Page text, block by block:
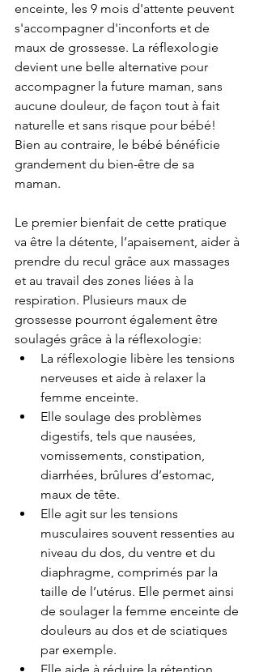
enceinte, les 9 mois d'attente peuvent
s'accompagner d'inconforts et de
maux de grossesse. La réflexologie
devient une belle alternative pour
accompagner la future maman, sans
aucune douleur, de façon tout à fait
naturelle et sans risque pour bébé!
Bien au contraire, le bébé bénéficie
grandement du bien-être de sa
maman.
Le premier bienfait de cette pratique
va être la détente, l’apaisement, aider à
prendre du recul grâce aux massages
et au travail des zones liées à la
respiration. Plusieurs maux de
grossesse pourront également être
soulagés grâce à la réflexologie:
La réflexologie libère les tensions
nerveuses et aide à relaxer la
femme enceinte.
Elle soulage des problèmes
digestifs, tels que nausées,
vomissements, constipation,
diarrhées, brûlures d’estomac,
maux de tête.
Elle agit sur les tensions
musculaires souvent ressenties au
niveau du dos, du ventre et du
diaphragme, comprimés par la
taille de l’utérus. Elle permet ainsi
de soulager la femme enceinte de
douleurs au dos et de sciatiques
par exemple.